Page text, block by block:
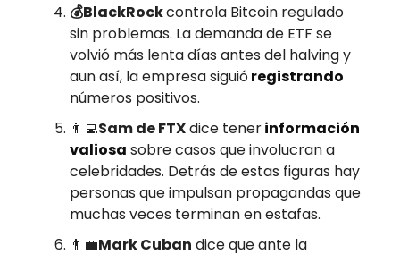
💰BlackRockcontrola Bitcoin regulado
sin problemas. La demanda de ETF se
volvió más lenta días antes del halving y
aun así, la empresa siguióregistrando
números positivos.
👨‍💻Sam de FTXdice tenerinformación
valiosa sobre casos que involucran a
celebridades. Detrás de estas figuras hay
personas que impulsan propagandas que
muchas veces terminan en estafas.
👨‍💼Mark Cuban dice que ante la